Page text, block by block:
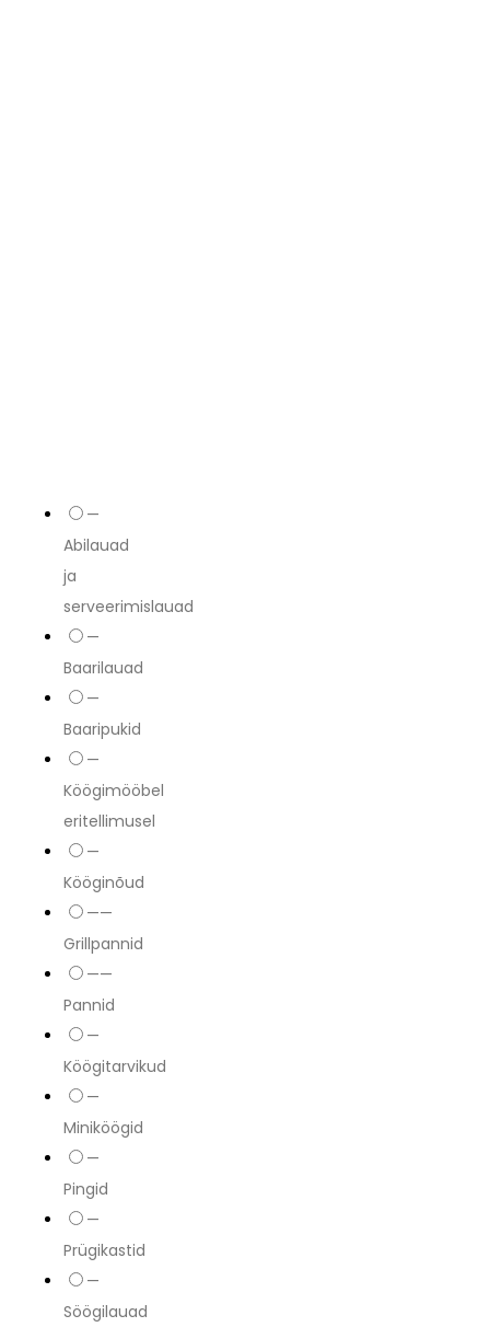
—
Abilauad
ja
serveerimislauad
—
Baarilauad
—
Baaripukid
—
Köögimööbel
eritellimusel
—
Kööginõud
——
Grillpannid
——
Pannid
—
Köögitarvikud
—
Miniköögid
—
Pingid
—
Prügikastid
—
Söögilauad